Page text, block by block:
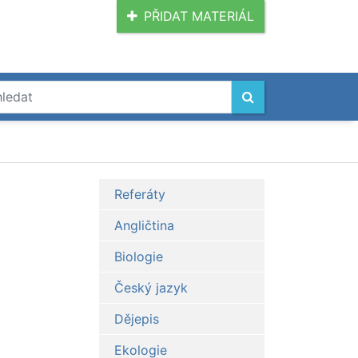
PŘIDAT MATERIÁL
Referáty
Angličtina
Biologie
Český jazyk
Dějepis
Ekologie